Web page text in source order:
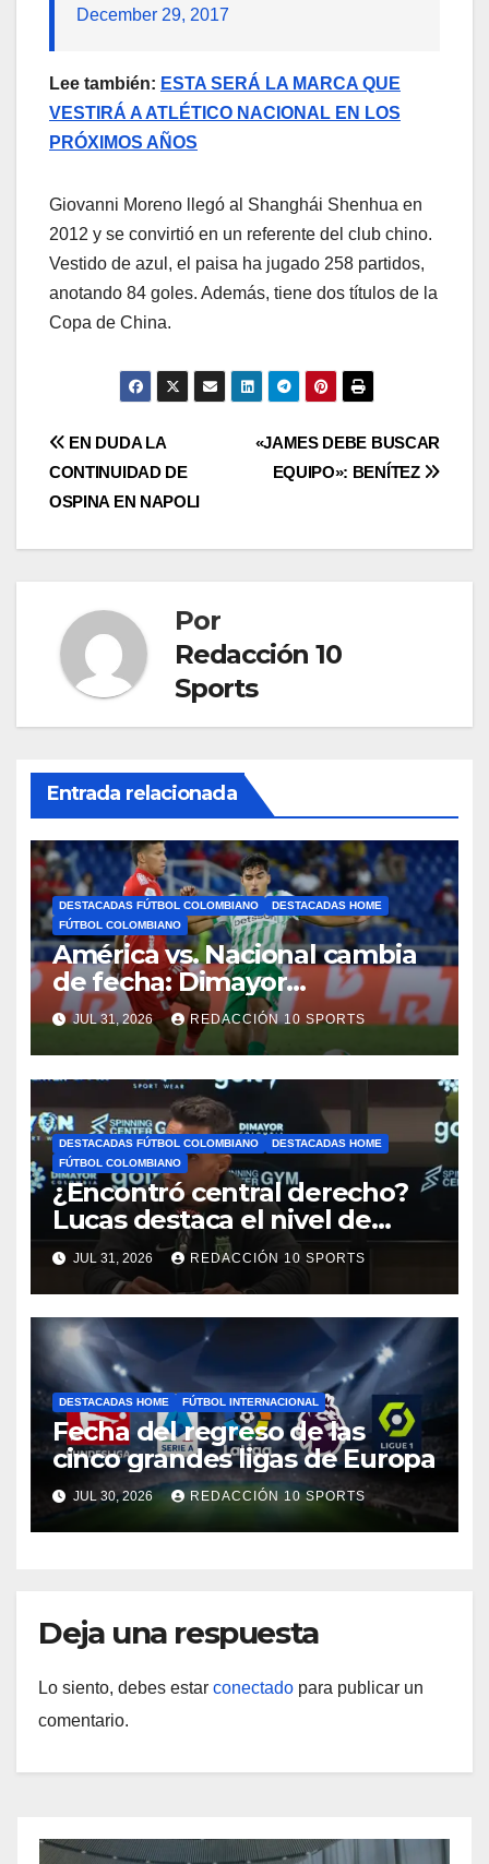
December 29, 2017
Lee también: ESTA SERÁ LA MARCA QUE
VESTIRÁ A ATLÉTICO NACIONAL EN LOS
PRÓXIMOS AÑOS
Giovanni Moreno llegó al Shanghái Shenhua en
2012 y se convirtió en un referente del club chino.
Vestido de azul, el paisa ha jugado 258 partidos,
anotando 84 goles. Además, tiene dos títulos de la
Copa de China.
«JAMES DEBE BUSCAR
EQUIPO»: BENÍTEZ
EN DUDA LA
CONTINUIDAD DE
OSPINA EN NAPOLI
Por
Redacción 10
Sports
Entrada relacionada
DESTACADAS FÚTBOL COLOMBIANO
DESTACADAS HOME
FÚTBOL COLOMBIANO
América vs. Nacional cambia
de fecha: Dimayor
reprogramó el clásico por
motivos de seguridad
JUL 31, 2026 REDACCIÓN 10 SPORTS
DESTACADAS FÚTBOL COLOMBIANO
DESTACADAS HOME
FÚTBOL COLOMBIANO
¿Encontró central derecho?
Lucas destaca el nivel de
Néider Parra
JUL 31, 2026 REDACCIÓN 10 SPORTS
DESTACADAS HOME FÚTBOL INTERNACIONAL
Fecha del regreso de las
cinco grandes ligas de Europa
JUL 30, 2026 REDACCIÓN 10 SPORTS
Deja una respuesta
Lo siento, debes estar conectado para publicar un
comentario.